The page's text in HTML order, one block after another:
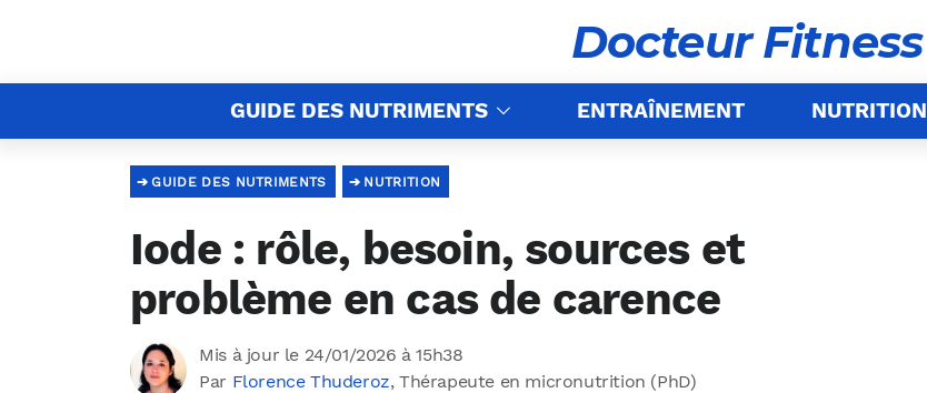
Docteur Fitness
GUIDE DES NUTRIMENTS ENTRAÎNEMENT NUTRITION
NUTRITION
GUIDE DES NUTRIMENTS
Iode : rôle, besoin, sources et
problème en cas de carence
Mis à jour le 24/01/2026 à 15h38
Par Florence Thuderoz, Thérapeute en micronutrition (PhD)